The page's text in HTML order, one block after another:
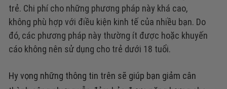
trẻ. Chi phí cho những phương pháp này khá cao,
không phù hợp với điều kiện kinh tế của nhiều bạn. Do
đó, các phương pháp này thường ít được hoặc khuyến
cáo không nên sử dụng cho trẻ dưới 18 tuổi.
Hy vọng những thông tin trên sẽ giúp bạn giảm cân